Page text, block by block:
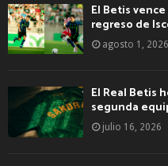
El Betis
regreso de
agosto 1, 2026
El Real Betis
segunda
julio 16, 2026